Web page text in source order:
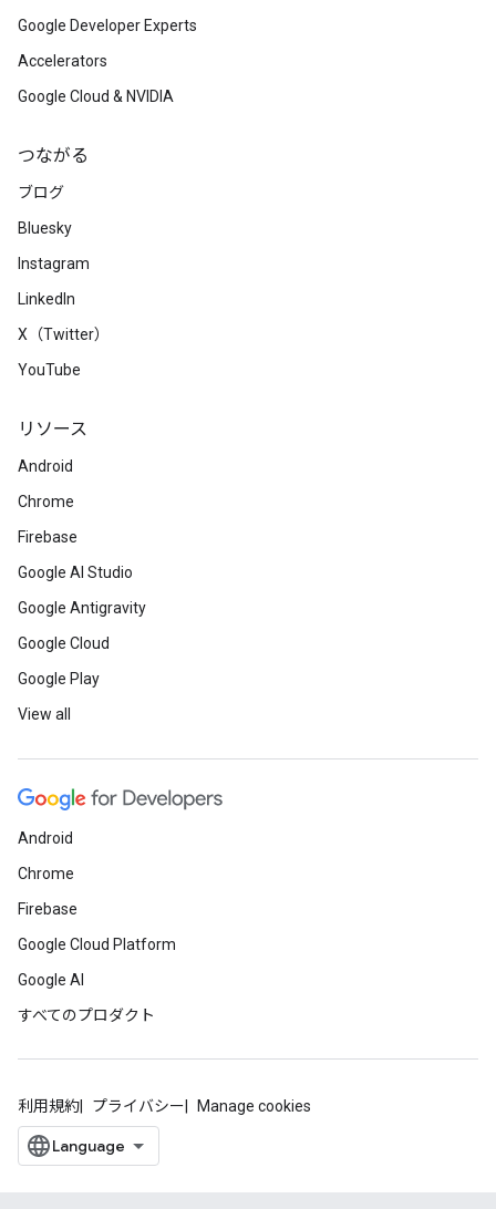
Google Developer Experts
Accelerators
Google Cloud & NVIDIA
つながる
ブログ
Bluesky
Instagram
LinkedIn
X（Twitter）
YouTube
リソース
Android
Chrome
Firebase
Google AI Studio
Google Antigravity
Google Cloud
Google Play
View all
Android
Chrome
Firebase
Google Cloud Platform
Google AI
すべてのプロダクト
利用規約 プライバシー Manage cookies